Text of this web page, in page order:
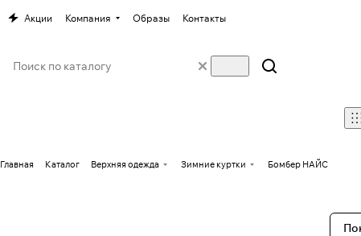
Акции Компания Образы Контакты
Главная Каталог Верхняя одежда Зимние куртки Бомбер НАЙС